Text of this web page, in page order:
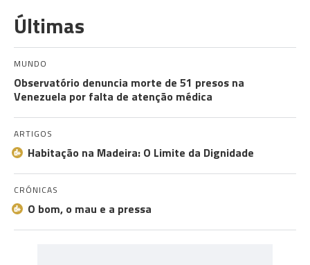
Últimas
MUNDO
Observatório denuncia morte de 51 presos na
Venezuela por falta de atenção médica
ARTIGOS
Habitação na Madeira: O Limite da Dignidade
CRÓNICAS
O bom, o mau e a pressa